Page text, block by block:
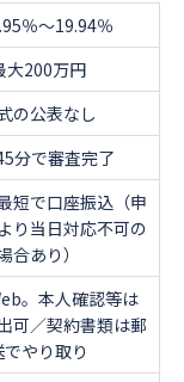
％～19.94％
大200万円
の公表なし
分で審査完了
短で口座振込（申
り当日対応不可の
合あり）
。本人確認等は
可／契約書類は郵
でやり取り